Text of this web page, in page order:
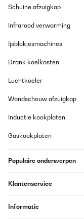
Schuine afzuigkap
Infrarood verwarming
Ijsblokjesmachines
Drank koelkasten
Luchtkoeler
Wandschouw afzuigkap
Inductie kookplaten
Gaskookplaten
Populaire onderwerpen
Klantenservice
Informatie